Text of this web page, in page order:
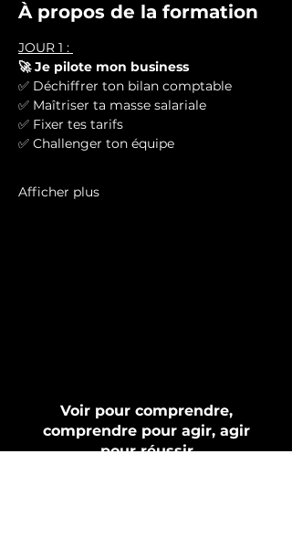
À propos de la formation
JOUR 1 :
🚀 Je pilote mon business
✅ Déchiffrer ton bilan comptable
✅ Maîtriser ta masse salariale
✅ Fixer tes tarifs
✅ Challenger ton équipe
Afficher plus
Voir pour comprendre,
comprendre pour agir, agir
pour réussir